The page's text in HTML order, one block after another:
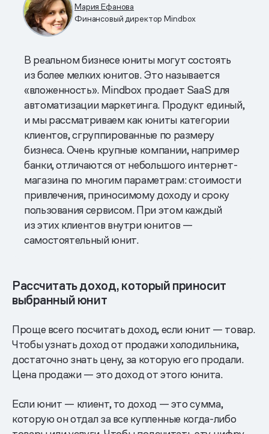
Мария Ефанова
Финансовый директор Mindbox
В реальном бизнесе юниты могут состоять
из более мелких юнитов. Это называется
«вложенность». Mindbox продает SaaS для
автоматизации маркетинга. Продукт единый,
и мы рассматриваем как юниты категории
клиентов, сгруппированные по размеру
бизнеса. Очень крупные компании, например
банки, отличаются от небольшого интернет-
магазина по многим параметрам: стоимости
привлечения, приносимому доходу и сроку
пользования сервисом. При этом каждый
из этих клиентов внутри юнитов —
самостоятельный юнит.
Рассчитать доход, который приносит
выбранный юнит
Проще всего посчитать доход, если юнит — товар.
Чтобы узнать доход от продажи холодильника,
достаточно знать цену, за которую его продали.
Цена продажи — это доход от этого юнита.
Если юнит — клиент, то доход — это сумма,
которую он отдал за все купленные когда-либо